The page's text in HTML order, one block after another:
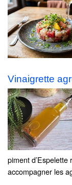
Vinaigrette
piment
accompagner les